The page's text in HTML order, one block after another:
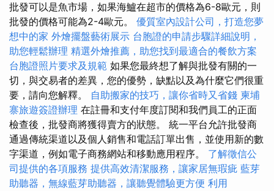
批發可以是魚市場，如果海鱸在超市的價格為6-8歐元，則
批發的價格可能為2-4歐元。 優質室內設計公司，打造您夢
想中的家 外燴擺盤藝術展示 台胞證的申請步驟詳細說明，
助您輕鬆辦理 精選外燴推薦，助您找到最適合的餐飲方案
台胞證照片要求及規範 如果您最終想了解與批發有關的一
切，與交易者的差異，您的優勢，缺點以及為什麼它們很重
要，請向您解釋。 自助搬家的技巧，讓你省時又省錢 柬埔
寨旅遊簽證辦理 在註冊和支付年度訂閱和我們員工的正面
檢查後，批發商將獲得賣方的狀態。 統一平台允許批發商
通過傳統渠道以及個人銷售和電話訂單出售，並使用新的數
字渠道，例如電子商務網站和移動應用程序。 了解徵信公
司提供的各項服務 提供高效清潔服務，讓家居無瑕疵 藍芽
助聽器，無線藍芽助聽器，讓聽覺體驗更方便 利用